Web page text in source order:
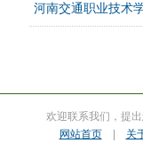
河南交通职业技术
欢迎联系我们，提
网站首页| 关